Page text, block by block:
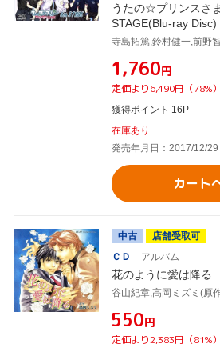
うたの☆プリンスさ
STAGE(Blu-ray Disc)
¥1,760円
定価より6,490円（78%
獲得ポイント 16P
在庫あり
発売年月日：2017/12/29
カート
中古
店舗受取可
ＣＤ
アルバム
花のように愛は降る
谷山紀章,高岡ミズミ(原
¥550円
定価より2,383円（81%